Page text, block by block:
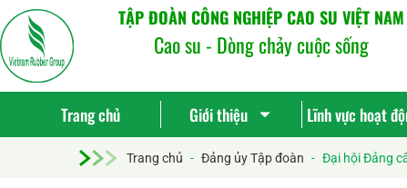
TẬP ĐOÀN CÔNG NGHIỆP CAO SU VIỆT NAM
Cao su - Dòng chảy cuộc sống
Trang chủ Giới thiệu Lĩnh vực hoạt
Trang chủ - Đảng ủy Tập đoàn - Đại hội Đảng